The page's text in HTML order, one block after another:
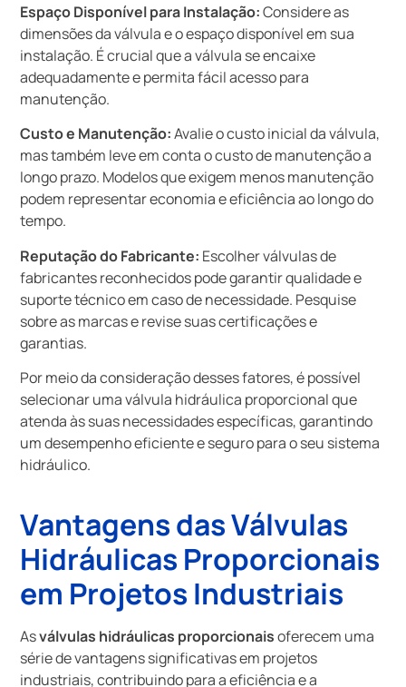
Espaço Disponível para Instalação:Considere as
dimensões da válvula e o espaço disponível em sua
instalação. É crucial que a válvula se encaixe
adequadamente e permita fácil acesso para
manutenção.
Custo e Manutenção:Avalie o custo inicial da válvula,
mas também leve em conta o custo de manutenção a
longo prazo. Modelos que exigem menos manutenção
podem representar economia e eficiência ao longo do
tempo.
Reputação do Fabricante: Escolher válvulas de
fabricantes reconhecidos pode garantir qualidade e
suporte técnico em caso de necessidade. Pesquise
sobre as marcas e revise suas certificações e
garantias.
Por meio da consideração desses fatores, é possível
selecionar uma válvula hidráulica proporcional que
atenda às suas necessidades específicas, garantindo
um desempenho eficiente e seguro para o seu sistema
hidráulico.
Vantagens das Válvulas
Hidráulicas Proporcionais
em Projetos Industriais
Asválvulas hidráulicas proporcionaisoferecem uma
série de vantagens significativas em projetos
industriais, contribuindo para a eficiência e a